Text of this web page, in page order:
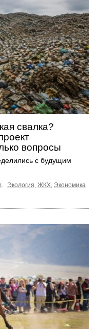
свалка?
вопросы
с будущим
. Экология, ЖКХ, Экономика